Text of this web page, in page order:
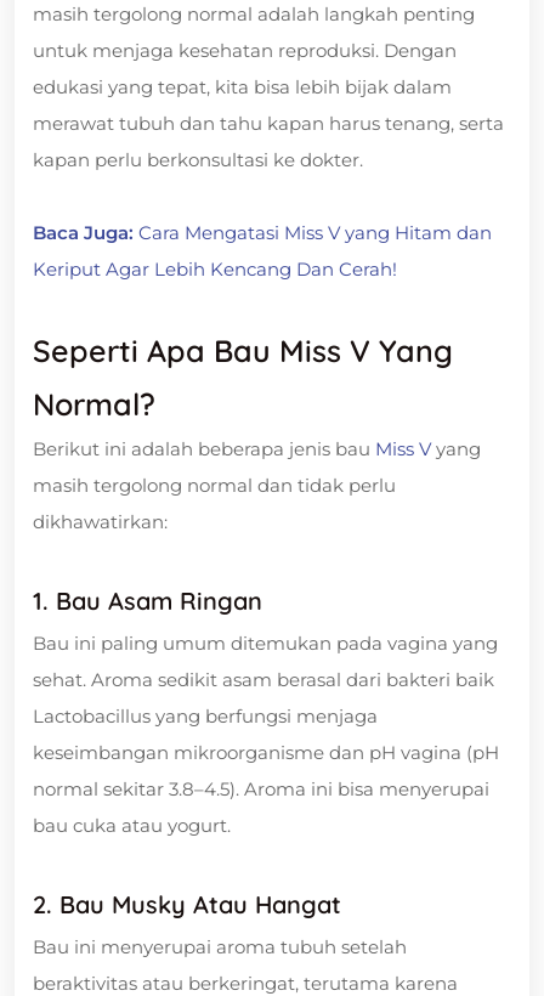
masih tergolong normal adalah langkah penting
untuk menjaga kesehatan reproduksi. Dengan
edukasi yang tepat, kita bisa lebih bijak dalam
merawat tubuh dan tahu kapan harus tenang, serta
kapan perlu berkonsultasi ke dokter.
Baca Juga: Cara Mengatasi Miss V yang Hitam dan
Keriput Agar Lebih Kencang Dan Cerah!
Seperti Apa Bau Miss V Yang
Normal?
Berikut ini adalah beberapa jenis bau Miss Vyang
masih tergolong normal dan tidak perlu
dikhawatirkan:
1. Bau Asam Ringan
Bau ini paling umum ditemukan pada vagina yang
sehat. Aroma sedikit asam berasal dari bakteri baik
Lactobacillus yang berfungsi menjaga
keseimbangan mikroorganisme dan pH vagina (pH
normal sekitar 3.8–4.5). Aroma ini bisa menyerupai
bau cuka atau yogurt.
2. Bau Musky Atau Hangat
Bau ini menyerupai aroma tubuh setelah
beraktivitas atau berkeringat, terutama karena